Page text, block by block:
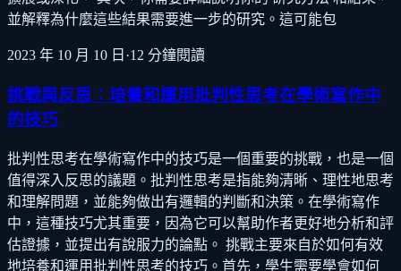
並解釋為什麼這些結果需要進一步的研究。這可能包
2023 年 10 月 10 日 ·12 分鐘閱讀
挑戰與反思：培養和運用批判性思考在學術寫作中
的技巧
批判性思考在學術寫作中的技巧是一個重要的挑戰，也是一個
值得深入反思的議題。批判性思考是指能夠清晰、理性地思考
和理解問題，並能夠做出有邏輯的判斷和決策。在學術寫作
中，這種技巧尤其重要，因為它可以幫助作者更好地分析和評
估證據，並提出有說服力的論點。 挑戰主要來自於如何有效
地培養和運用批判性思考的技巧。首先，學生需要學會如何